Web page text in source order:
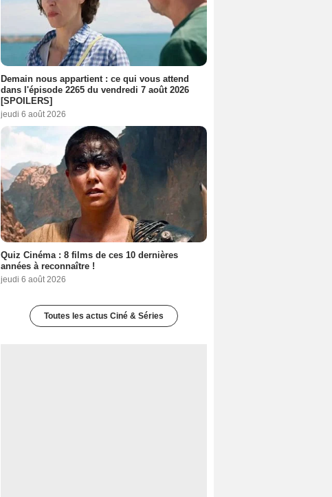
Demain nous appartient : ce qui vous attend
dans l'épisode 2265 du vendredi 7 août 2026
[SPOILERS]
jeudi 6 août 2026
Quiz Cinéma : 8 films de ces 10 dernières
années à reconnaître !
jeudi 6 août 2026
Toutes les actus Ciné & Séries